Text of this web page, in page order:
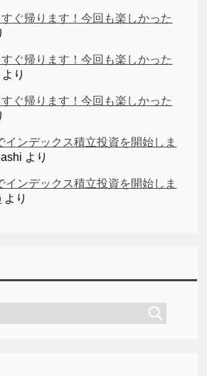
ぐ帰ります！今回も楽しかった
ぐ帰ります！今回も楽しかった
より
ぐ帰ります！今回も楽しかった
インデックス積立投資を開始しま
より
インデックス積立投資を開始しま
より